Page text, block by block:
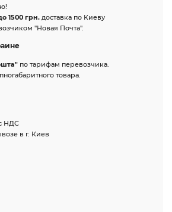
1500 грн. доставка по Киеву
"Новая Почта".
по тарифам перевозчика.
товара.
НДС
в г. Киев